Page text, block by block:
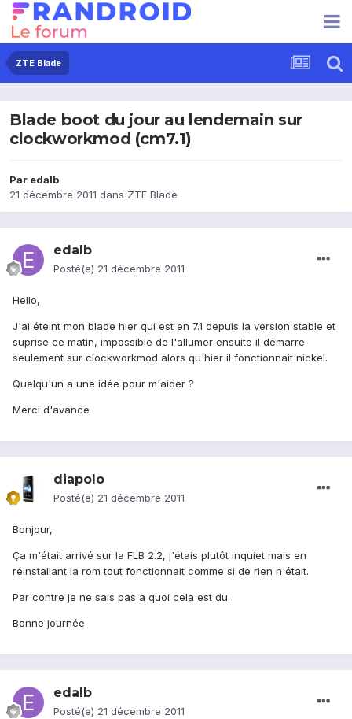
ZTE Blade
Blade boot du jour au lendemain sur
clockworkmod (cm7.1)
Par edalb
21 décembre 2011 dans ZTE Blade
edalb
Posté(e) 21 décembre 2011
Hello,
J'ai éteint mon blade hier qui est en 7.1 depuis la version stable et
suprise ce matin, impossible de l'allumer ensuite il démarre
seulement sur clockworkmod alors qu'hier il fonctionnait nickel.
Quelqu'un a une idée pour m'aider ?
Merci d'avance
diapolo
Posté(e) 21 décembre 2011
Bonjour,
Ça m'était arrivé sur la FLB 2.2, j'étais plutôt inquiet mais en
réinstallant la rom tout fonctionnait comme si de rien n'était.
Par contre je ne sais pas a quoi cela est du.
Bonne journée
edalb
Posté(e) 21 décembre 2011